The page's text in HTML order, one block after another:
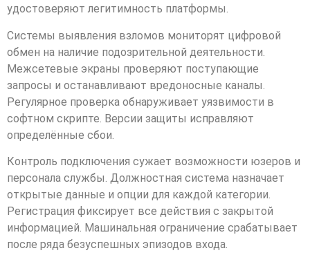
удостоверяют легитимность платформы.
Системы выявления взломов мониторят цифровой
обмен на наличие подозрительной деятельности.
Межсетевые экраны проверяют поступающие
запросы и останавливают вредоносные каналы.
Регулярное проверка обнаруживает уязвимости в
софтном скрипте. Версии защиты исправляют
определённые сбои.
Контроль подключения сужает возможности юзеров и
персонала службы. Должностная система назначает
открытые данные и опции для каждой категории.
Регистрация фиксирует все действия с закрытой
информацией. Машинальная ограничение срабатывает
после ряда безуспешных эпизодов входа.